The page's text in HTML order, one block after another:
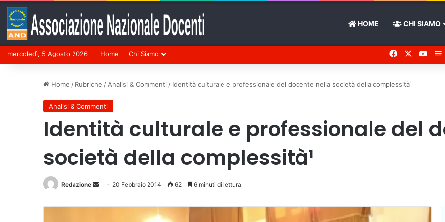
HOME CHI SIAMO
mercoledì, 5 Agosto 2026 Home Chi Siamo Facebook You
Home / Rubriche / Analisi & Commenti / Identità culturale e professionale del docente nella società della complessità¹
Analisi & Commenti
Identità culturale e professionale del
società della complessità¹
Redazione
Invia 20 Febbraio 2014 62 6 minuti di lettura